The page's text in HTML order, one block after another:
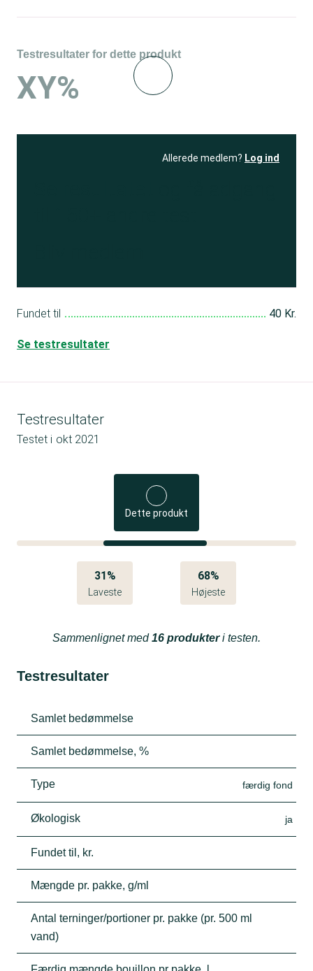
Testresultater for dette produkt
XY%
Allerede medlem? Log ind
Fundet til 40 Kr.
Se testresultater
Testresultater
Testet i okt 2021
Dette produkt
31%
Laveste
68%
Højeste
Sammenlignet med16 produkteri testen.
Testresultater
Samlet bedømmelse
Samlet bedømmelse, %
Type færdig fond
Økologisk ja
Fundet til, kr.
Mængde pr. pakke, g/ml
Antal terninger/portioner pr. pakke (pr. 500 ml
vand)